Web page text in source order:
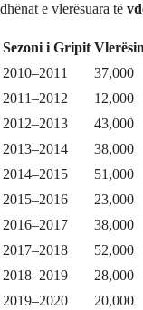
dhënat e vlerësuara të
Sezoni i Gripit
2010–2011
37,000
2011–2012
12,000
2012–2013
43,000
2013–2014
38,000
2014–2015
51,000
2015–2016
23,000
2016–2017
38,000
2017–2018
52,000
2018–2019
28,000
2019–2020
20,000